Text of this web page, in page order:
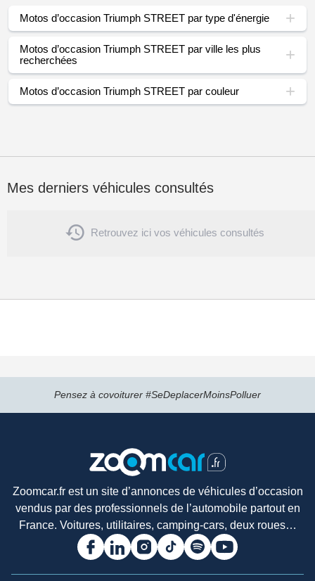
Motos d’occasion Triumph STREET par type d'énergie
Motos d’occasion Triumph STREET par ville les plus
recherchées
Motos d’occasion Triumph STREET par couleur
Mes derniers véhicules consultés
 Retrouvez ici vos véhicules consultés
Pensez à covoiturer #SeDeplacerMoinsPolluer
Zoomcar.fr est un site d’annonces de véhicules d’occasion
vendus par des professionnels de l’automobile partout en
France. Voitures, utilitaires, camping-cars, deux roues…